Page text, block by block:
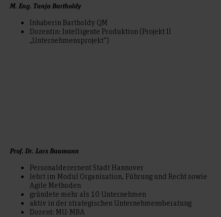
M. Eng. Tanja Bartholdy
Inhaberin Bartholdy QM
Dozentin: Intelligente Produktion (Projekt II
„Unternehmensprojekt“)
Prof. Dr. Lars Baumann
Personaldezernent Stadt Hannover
lehrt im Modul Organisation, Führung und Recht sowie
Agile Methoden
gründete mehr als 10 Unternehmen
aktiv in der strategischen Unternehmensberatung
Dozent: MU-MBA